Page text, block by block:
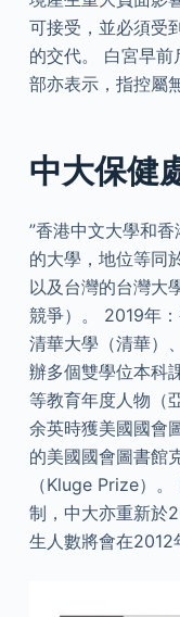
可接受，並必須受
的交代。 白宮早
部亦表示，指控屬
中大保健
”香港中文大學和
的大學，地位等同
以及台灣的台灣大
競爭）。 2019年
清華大學（清華）
辦多個雙學位本科
等教育年度人物（
余英時獲美國國會
的美國國會圖書館
（Kluge Prize）
制，中大亦重新於
生人數將會在2012